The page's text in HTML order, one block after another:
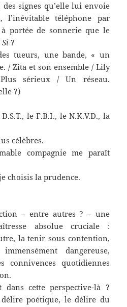
signes qu’elle lui envoie
téléphone par
portée de sonnerie que le
Si ?
tueurs, une bande, « un
/ Zita et son ensemble / Lily
sérieux / Un réseau.
?)
le F.B.I., le N.K.V.D., la
célèbres.
compagnie me paraît
choisis la prudence.
– entre autres ? – une
absolue cruciale :
la tenir sous contention,
dangereuse,
connivences quotidiennes
dans cette perspective-là ?
poétique, le délire du